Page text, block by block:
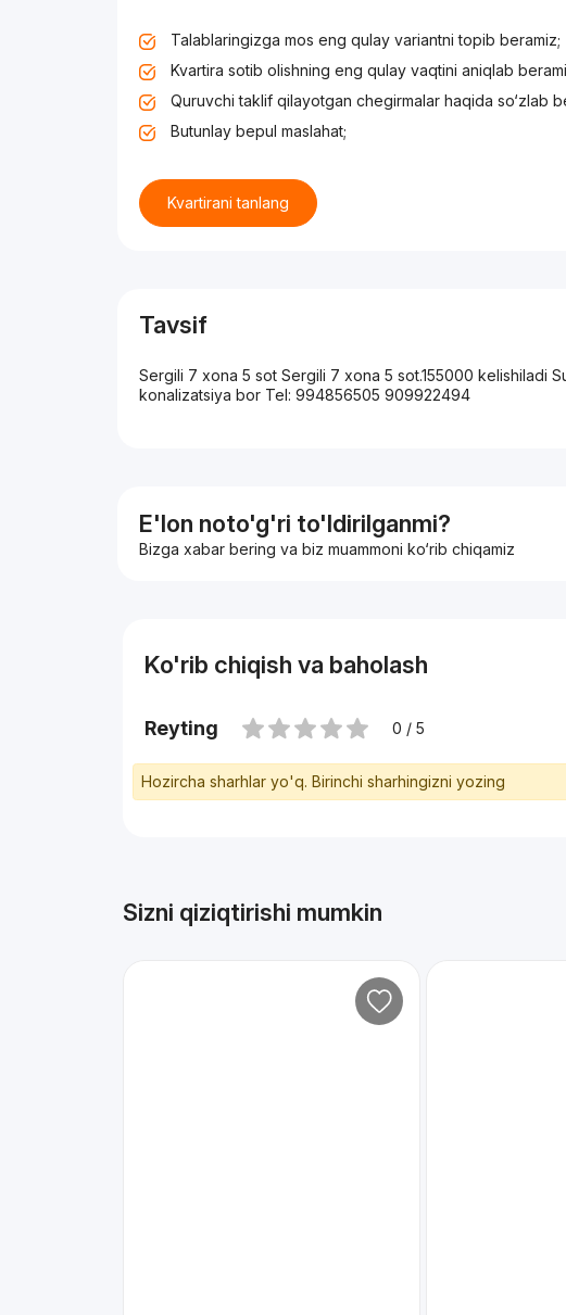
Talablaringizga mos eng qulay variantni topib beramiz;
Kvartira sotib olishning eng qulay vaqtini aniqlab
Quruvchi taklif qilayotgan chegirmalar haqida so‘zlab
Butunlay bepul maslahat;
Kvartirani tanlang
Tavsif
Sergili 7 xona 5 sot Sergili 7 xona 5 sot.155000 kelishiladi
konalizatsiya bor Tel: 994856505 909922494
E'lon noto'g'ri to'ldirilganmi?
Bizga xabar bering va biz muammoni ko‘rib chiqamiz
Ko'rib chiqish va baholash
Reyting 0 / 5
Hozircha sharhlar yo'q. Birinchi sharhingizni yozing
Sizni qiziqtirishi mumkin